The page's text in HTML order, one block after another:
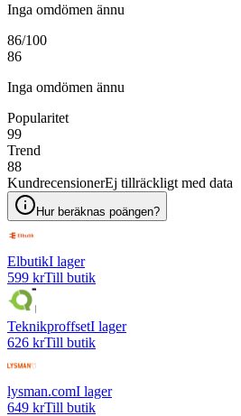
Inga omdömen ännu
86/100
86
Inga omdömen ännu
Popularitet
99
Trend
88
KundrecensionerEj tillräckligt med data
Hur beräknas poängen?
ElbutikI lager
599 krTill butik
TeknikproffsetI lager
626 krTill butik
lysman.comI lager
649 krTill butik